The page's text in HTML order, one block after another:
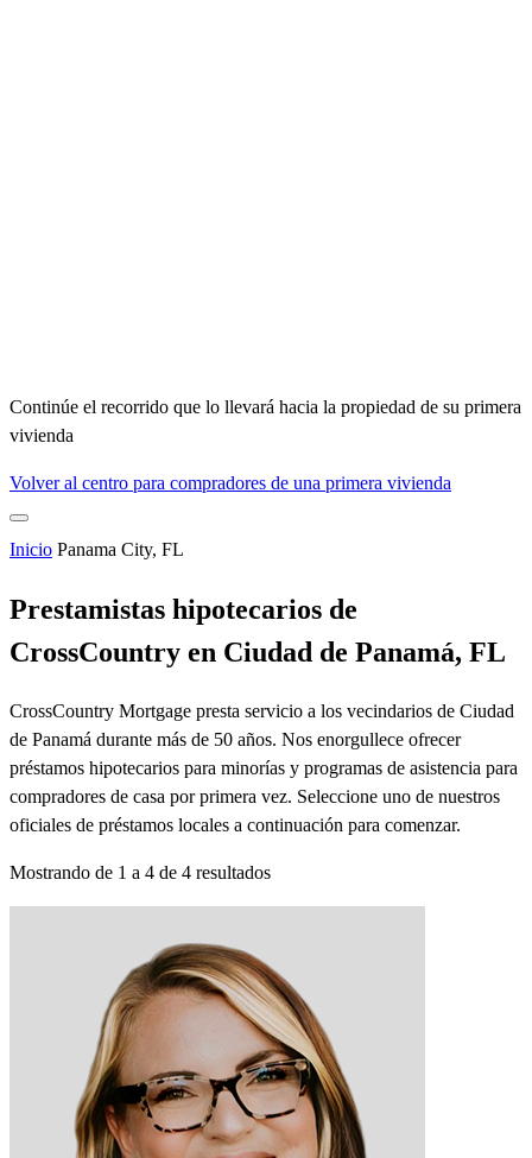
Continúe el recorrido que lo llevará hacia la propiedad de su primera
vivienda
Volver al centro para compradores de una primera vivienda
Inicio Panama City, FL
Prestamistas hipotecarios de
CrossCountry en Ciudad de Panamá, FL
CrossCountry Mortgage presta servicio a los vecindarios de Ciudad
de Panamá durante más de 50 años. Nos enorgullece ofrecer
préstamos hipotecarios para minorías y programas de asistencia para
compradores de casa por primera vez. Seleccione uno de nuestros
oficiales de préstamos locales a continuación para comenzar.
Mostrando de 1 a 4 de 4 resultados